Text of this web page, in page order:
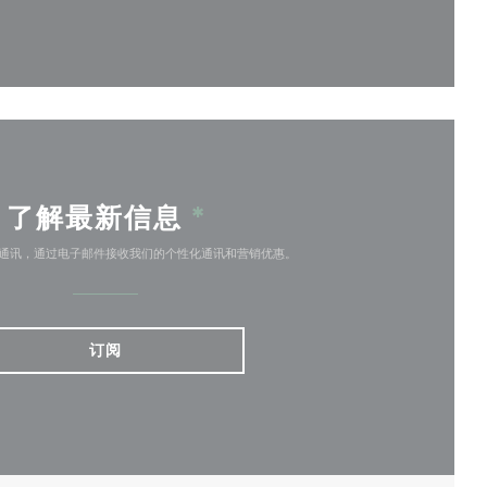
了解最新信息 *
讯，通过电子邮件接收我们的个性化通讯和营销优惠。
订阅